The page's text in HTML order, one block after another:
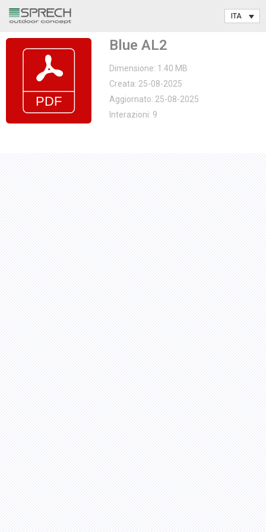
contenuto
Blue AL2
Dimensione: 1.40 MB
Creata: 25-08-2025
Aggiornato: 25-08-2025
Interazioni: 9